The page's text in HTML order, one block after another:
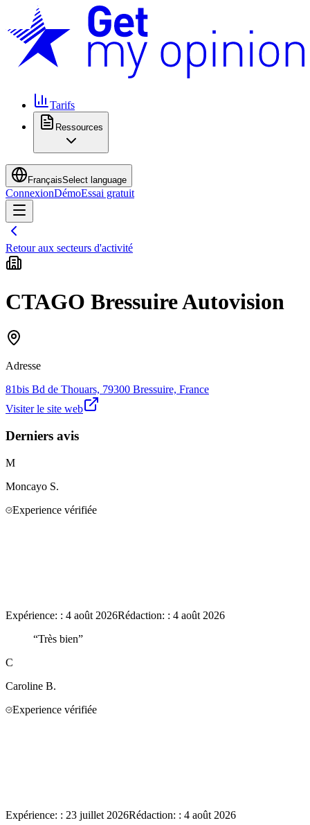
Tarifs
Ressources
FrançaisSelect language
ConnexionDémoEssai gratuit
Retour aux secteurs d'activité
CTAGO Bressuire Autovision
Adresse
81bis Bd de Thouars, 79300 Bressuire, France
Visiter le site web
Derniers avis
M
Moncayo S.
Experience vérifiée
Expérience: : 4 août 2026Rédaction: : 4 août 2026
“Très bien”
C
Caroline B.
Experience vérifiée
Expérience: : 23 juillet 2026Rédaction: : 4 août 2026